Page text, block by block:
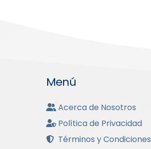
Menú
Acerca de Nosotros
Política de Privacidad
Términos y Condiciones